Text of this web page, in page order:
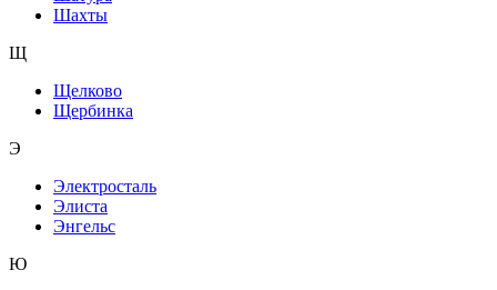
Шахты
Щ
Щелково
Щербинка
Э
Электросталь
Элиста
Энгельс
Ю